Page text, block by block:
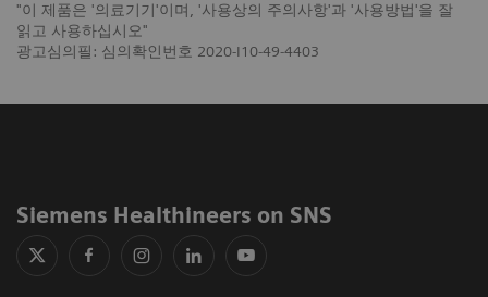
"이 제품은 '의료기기'이며, '사용상의 주의사항'과 '사용방법'을 잘
읽고 사용하십시오"
광고심의필: 심의확인번호 2020-I10-49-4403
Siemens Healthineers on SNS